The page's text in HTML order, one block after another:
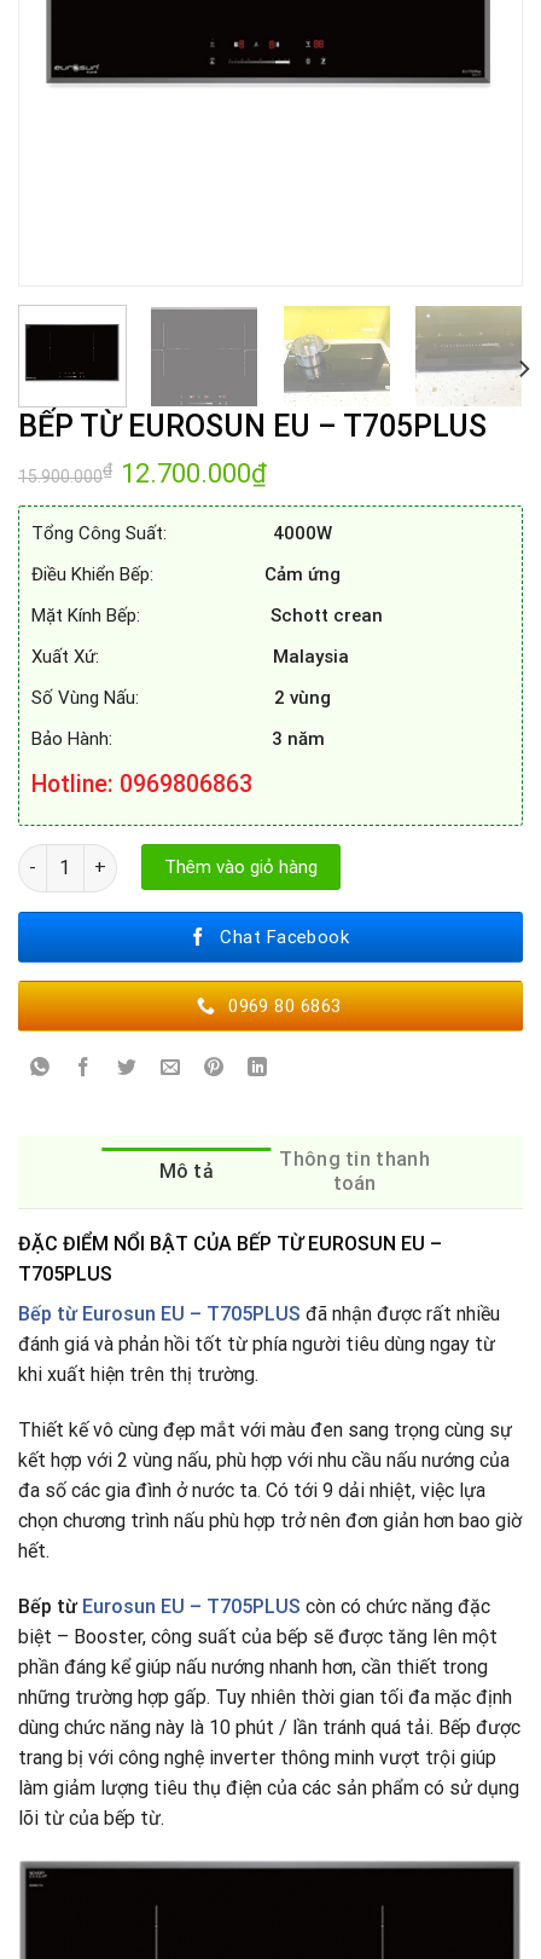
BẾP TỪ EUROSUN EU – T705PLUS
15.900.000₫ Giá
gốc
là:
15.900.000₫.
12.700.000₫Giá
tại
12.700.000₫.
Tổng Công Suất:
4000W
Điều Khiển Bếp: Cảm ứng
Mặt Kính Bếp: Schott crean
Xuất Xứ:
Malaysia
Số Vùng Nấu: 2 vùng
Bảo Hành: 3 năm
Hotline: 0969806863
BẾP TỪ EUROSUN EU - T705PLUS số lượng
Thêm vào giỏ hàng
Chat Facebook
0969 80 6863
Mô tả
Thông tin thanh
toán
ĐẶC ĐIỂM NỔI BẬT CỦA BẾP TỪ EUROSUN EU –
T705PLUS
Bếp từ Eurosun EU – T705PLUS đã nhận được rất nhiều
đánh giá và phản hồi tốt từ phía người tiêu dùng ngay từ
khi xuất hiện trên thị trường.
Thiết kế vô cùng đẹp mắt với màu đen sang trọng cùng sự
kết hợp với 2 vùng nấu, phù hợp với nhu cầu nấu nướng của
đa số các gia đình ở nước ta. Có tới 9 dải nhiệt, việc lựa
chọn chương trình nấu phù hợp trở nên đơn giản hơn bao giờ
hết.
Bếp từ Eurosun EU – T705PLUS còn có chức năng đặc
biệt – Booster, công suất của bếp sẽ được tăng lên một
phần đáng kể giúp nấu nướng nhanh hơn, cần thiết trong
những trường hợp gấp. Tuy nhiên thời gian tối đa mặc định
dùng chức năng này là 10 phút / lần tránh quá tải. Bếp được
trang bị với công nghệ inverter thông minh vượt trội giúp
làm giảm lượng tiêu thụ điện của các sản phẩm có sử dụng
lõi từ của bếp từ.